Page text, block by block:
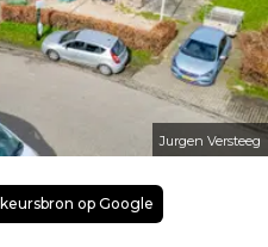
Jurgen Versteeg
op Google